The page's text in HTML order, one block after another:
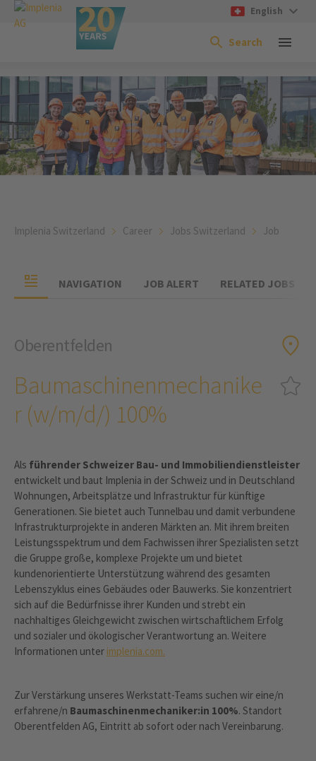
English
Search
Implenia Switzerland Career Jobs Switzerland Job
NAVIGATION JOB ALERT RELATED JOBS
Oberentfelden
Baumaschinenmechanike
r (w/m/d/) 100%
Als führender Schweizer Bau- und Immobiliendienstleister
entwickelt und baut Implenia in der Schweiz und in Deutschland
Wohnungen, Arbeitsplätze und Infrastruktur für künftige
Generationen. Sie bietet auch Tunnelbau und damit verbundene
Infrastrukturprojekte in anderen Märkten an. Mit ihrem breiten
Leistungsspektrum und dem Fachwissen ihrer Spezialisten setzt
die Gruppe große, komplexe Projekte um und bietet
kundenorientierte Unterstützung während des gesamten
Lebenszyklus eines Gebäudes oder Bauwerks. Sie konzentriert
sich auf die Bedürfnisse ihrer Kunden und strebt ein
nachhaltiges Gleichgewicht zwischen wirtschaftlichem Erfolg
und sozialer und ökologischer Verantwortung an. Weitere
Informationen unter implenia.com.
Zur Verstärkung unseres Werkstatt-Teams suchen wir eine/n
erfahrene/n Baumaschinenmechaniker:in 100%. Standort
Oberentfelden AG, Eintritt ab sofort oder nach Vereinbarung.